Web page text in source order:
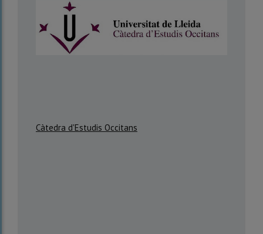
Càtedra d'Estudis Occitans